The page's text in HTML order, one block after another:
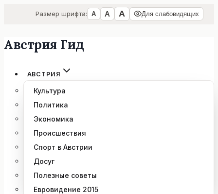
Размер шрифта: А А А Для слабовидящих
Перейти
содержимому
Австрия Гид
АВСТРИЯ
Культура
Политика
Экономика
Происшествия
Спорт в Австрии
Досуг
Полезные советы
Евровидение 2015